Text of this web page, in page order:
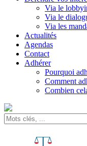
Via le
Via le
Via les
Actualités
Agendas
Contact
Adhérer
Pourquoi
Comment
Combien